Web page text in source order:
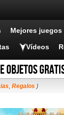
Mejores
Vídeos
objetos
, Regalos )